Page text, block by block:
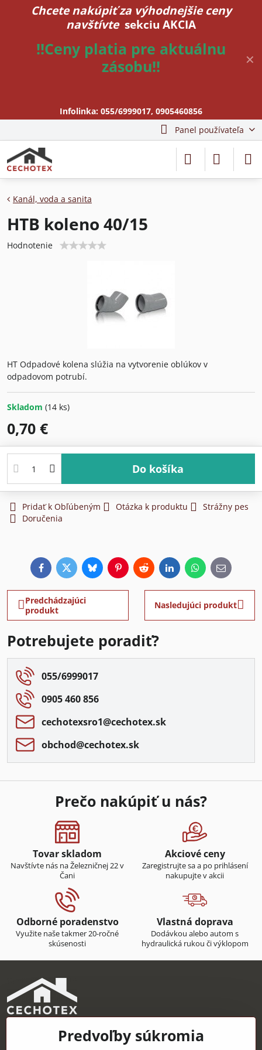
✕
Chcete nakúpiť za výhodnejšie ceny
navštívte sekciu AKCIA
!!Ceny platia pre aktuálnu
zásobu!!
Infolinka: 055/6999017, 0905460856
Panel používateľa
Kanál, voda a sanita
HTB koleno 40/15
Hodnotenie
HT Odpadové kolena slúžia na vytvorenie oblúkov v
odpadovom potrubí.
Skladom (14 ks)
0,70 €
Do košíka
Pridať k Obľúbeným Otázka k produktu
Strážny pes
Doručenia
FacebookTwitterBlueskyPinterestRedditLinkedInWhatsApp
E-
mail
Predchádzajúci
produkt
Nasledujúci produkt
Potrebujete poradiť?
055/6999017
0905 460 856
cechotexsro1​@cechotex​.sk
obchod​@cechotex​.sk
Prečo nakúpiť u nás?
Tovar skladom
Navštívte nás na Železničnej 22 v
Čani
Akciové ceny
Zaregistrujte sa a po prihlásení
nakupujte v akcii
Odborné poradenstvo
Využite naše takmer 20-ročné
skúsenosti
Vlastná doprava
Dodávkou alebo autom s
hydraulická rukou či výklopom
CECHOTEX s.r.o.Predvoľby súkromia